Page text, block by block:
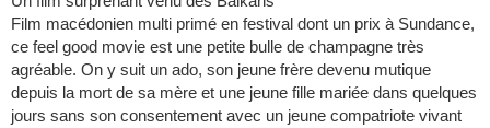
Film macédonien multi primé en festival dont un prix à Sundance,
ce feel good movie est une petite bulle de champagne très
agréable. On y suit un ado, son jeune frère devenu mutique
depuis la mort de sa mère et une jeune fille mariée dans quelques
jours sans son consentement avec un jeune compatriote vivant